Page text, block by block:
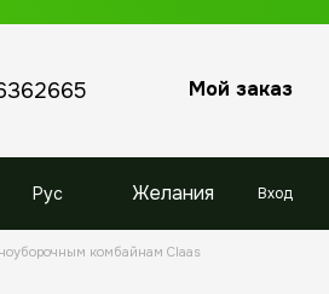
Мой заказ
Рус Желания Вход
комбайнам Claas